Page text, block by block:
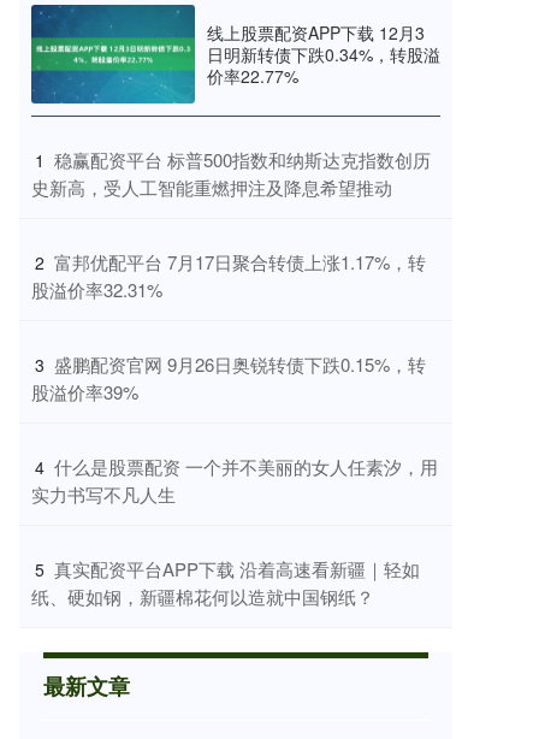
线上股票配资APP下载 12月3
日明新转债下跌0.34%，转股溢
价率22.77%
1 ​稳赢配资平台 标普500指数和纳斯达克指数创历
史新高，受人工智能重燃押注及降息希望推动
2 ​富邦优配平台 7月17日聚合转债上涨1.17%，转
股溢价率32.31%
3 ​盛鹏配资官网 9月26日奥锐转债下跌0.15%，转
股溢价率39%
4 ​什么是股票配资 一个并不美丽的女人任素汐，用
实力书写不凡人生
5 ​真实配资平台APP下载 沿着高速看新疆｜轻如
纸、硬如钢，新疆棉花何以造就中国钢纸？
最新文章